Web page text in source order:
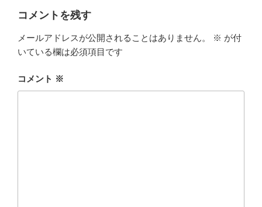
コメントを残す
メールアドレスが公開されることはありません。 ※ が付
いている欄は必須項目です
コメント ※